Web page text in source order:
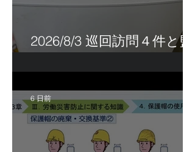
2026/8/3 巡回訪問４件と監
6 日前